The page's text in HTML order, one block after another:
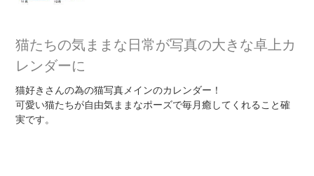
猫たちの気ままな日常が写真の大きな卓上カ
レンダーに
猫好きさんの為の猫写真メインのカレンダー！
可愛い猫たちが自由気ままなポーズで毎月癒してくれること確
実です。